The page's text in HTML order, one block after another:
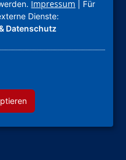
Impressum | Für
Dienste:
Datenschutz